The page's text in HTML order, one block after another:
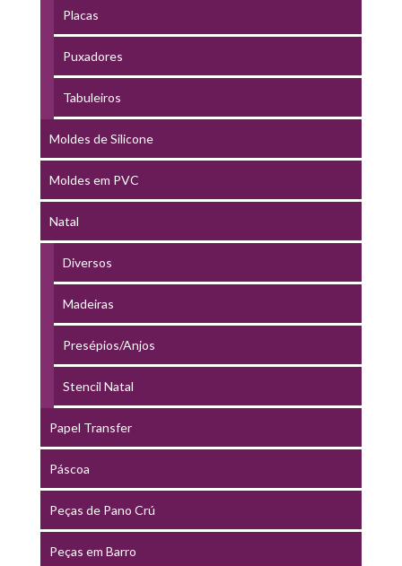
Placas
Puxadores
Tabuleiros
Moldes de Silicone
Moldes em PVC
Natal
Diversos
Madeiras
Presépios/Anjos
Stencil Natal
Papel Transfer
Páscoa
Peças de Pano Crú
Peças em Barro